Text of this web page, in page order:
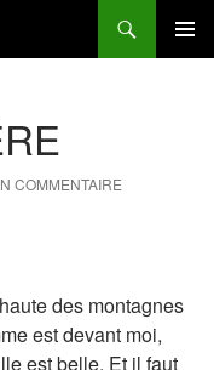
COMMENTAIRE
des montagnes
est devant moi,
est belle. Et il faut